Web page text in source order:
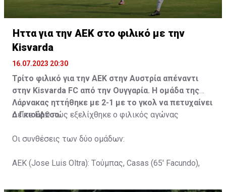
Ήττα για την ΑΕΚ στο φιλικό με την
Kisvarda
16.07.2023 20:30
Τρίτο φιλικό για την ΑΕΚ στην Αυστρία απέναντι
στην Kisvarda FC από την Ουγγαρία. Η ομάδα της
Λάρνακας ηττήθηκε με 2-1 με το γκολ να πετυχαίνει
ο Γκιούρτσο.
ΔείτεΕΔΩπώς εξελίχθηκε ο φιλικός αγώνας
Οι συνθέσεις των δύο ομάδων:
ΑΕΚ (Jose Luis Oltra): Tούμπας, Casas (65' Facundo),